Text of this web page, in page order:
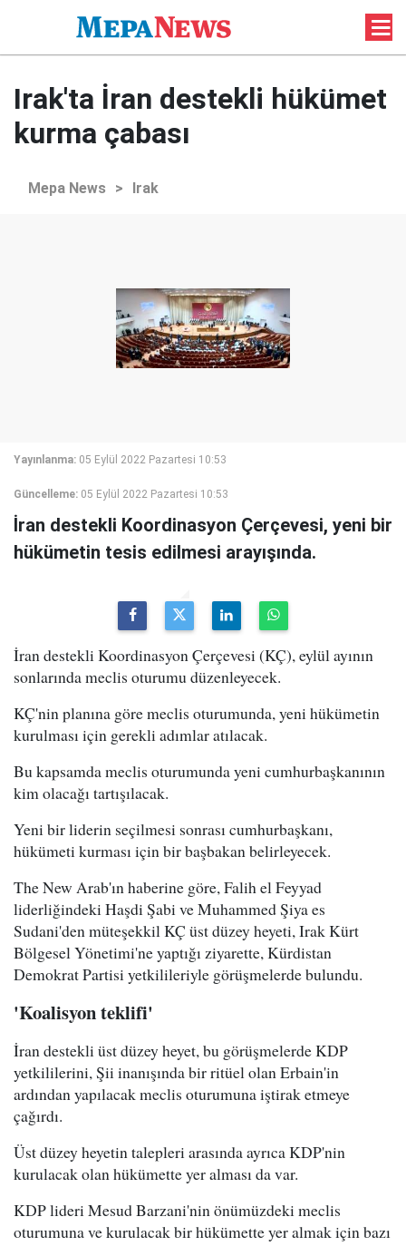
Irak'ta İran destekli hükümet
kurma çabası
Mepa News > Irak
Yayınlanma: 05 Eylül 2022 Pazartesi 10:53
Güncelleme: 05 Eylül 2022 Pazartesi 10:53
İran destekli Koordinasyon Çerçevesi, yeni bir
hükümetin tesis edilmesi arayışında.
İran destekli Koordinasyon Çerçevesi (KÇ), eylül ayının
sonlarında meclis oturumu düzenleyecek.
KÇ'nin planına göre meclis oturumunda, yeni hükümetin
kurulması için gerekli adımlar atılacak.
Bu kapsamda meclis oturumunda yeni cumhurbaşkanının
kim olacağı tartışılacak.
Yeni bir liderin seçilmesi sonrası cumhurbaşkanı,
hükümeti kurması için bir başbakan belirleyecek.
The New Arab'ın haberine göre, Falih el Feyyad
liderliğindeki Haşdi Şabi ve Muhammed Şiya es
Sudani'den müteşekkil KÇ üst düzey heyeti,Irak Kürt
Bölgesel Yönetimi'ne yaptığı ziyarette, Kürdistan
Demokrat Partisi yetkilileriyle görüşmelerde bulundu.
'Koalisyon teklifi'
İran destekli üst düzey heyet, bu görüşmelerde KDP
yetkililerini, Şii inanışında bir ritüel olan Erbain'in
ardından yapılacak meclis oturumuna iştirak etmeye
çağırdı.
Üst düzey heyetin talepleri arasında ayrıca KDP'nin
kurulacak olan hükümette yer alması da var.
KDP lideri Mesud Barzani'nin önümüzdeki meclis
oturumuna ve kurulacak bir hükümette yer almak için bazı